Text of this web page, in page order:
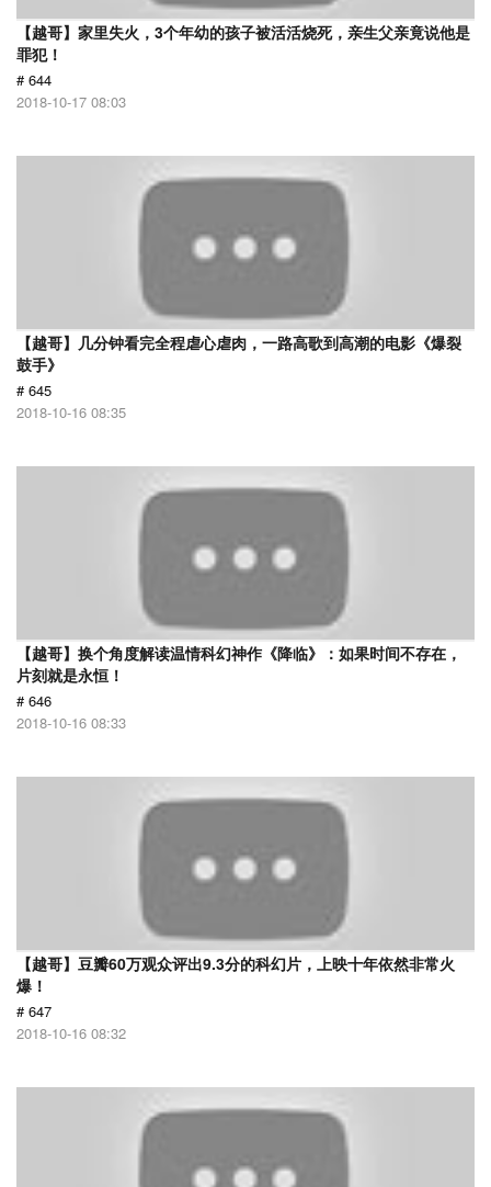
【越哥】家里失火，3个年幼的孩子被活活烧死，亲生父亲竟说他是
罪犯！
# 644
2018-10-17 08:03
【越哥】几分钟看完全程虐心虐肉，一路高歌到高潮的电影《爆裂
鼓手》
# 645
2018-10-16 08:35
【越哥】换个角度解读温情科幻神作《降临》：如果时间不存在，
片刻就是永恒！
# 646
2018-10-16 08:33
【越哥】豆瓣60万观众评出9.3分的科幻片，上映十年依然非常火
爆！
# 647
2018-10-16 08:32